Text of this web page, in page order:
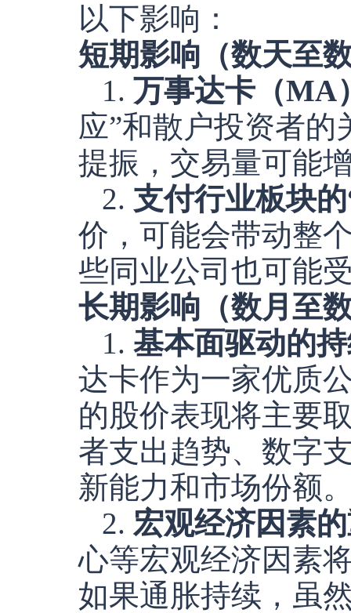
以下影响：
短期影响（数天至
1. 万事达卡（MA
应”和散户投资者
提振，交易量可能
2. 支付行业板块
价，可能会带动整
些同业公司也可能
长期影响（数月至
1. 基本面驱动的
达卡作为一家优质
的股价表现将主要
者支出趋势、数字
新能力和市场份额
2. 宏观经济因素
心等宏观经济因素
如果通胀持续，虽